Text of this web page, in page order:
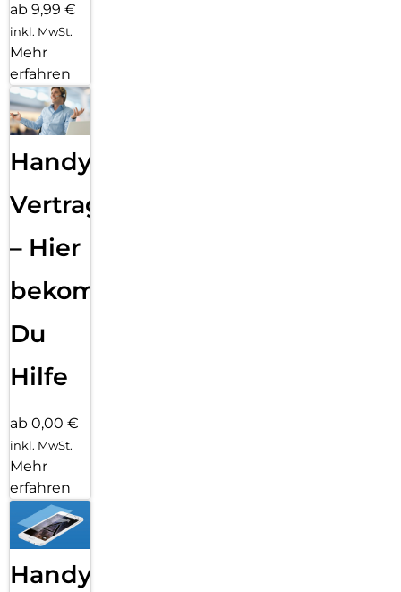
ab 9,99 €
inkl. MwSt.
Mehr
erfahren
Handy
Vertragsabwicklung
– Hier
bekommst
Du
Hilfe
ab 0,00 €
inkl. MwSt.
Mehr
erfahren
Handy